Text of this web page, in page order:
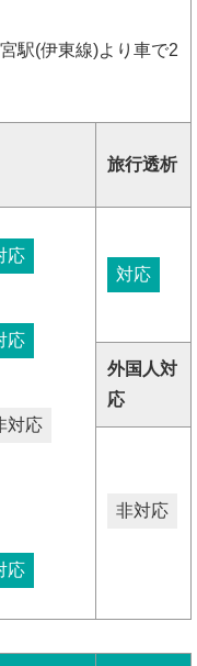
駅(伊東線)より車で2
旅行透析
応
応
対応
応
対応
外国人対
応
非対応